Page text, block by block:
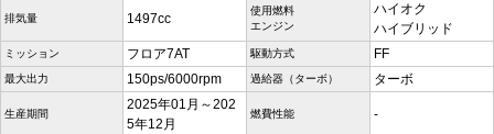
排気量 1497cc
使用燃料
エンジン
ハイオク
ハイブリッド
ミッション フロア7AT 駆動方式 FF
最大出力 150ps/6000rpm 過給器（ターボ） ターボ
生産期間
2025年01月～202
5年12月
燃費性能 -